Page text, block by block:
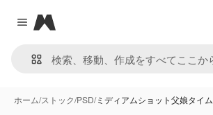
Close menu
Magnific
ホーム/ストック/PSD/ミディアムショット父娘タイム